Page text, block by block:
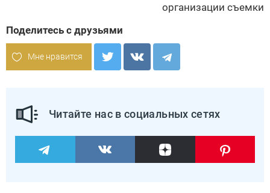
организации съемки
Поделитесь с друзьями
Мне нравится
Читайте нас в социальных сетях